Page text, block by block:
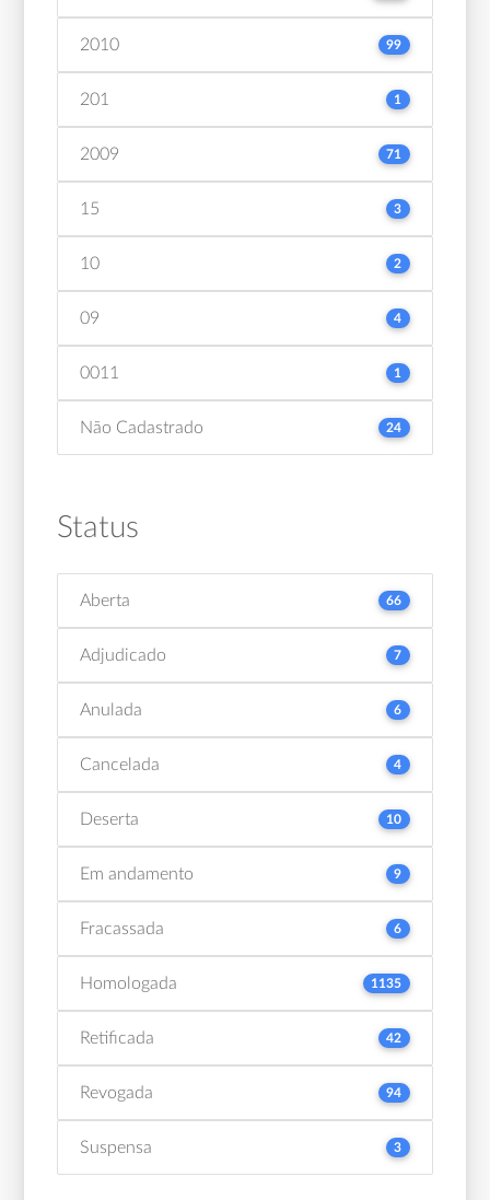
2010 99
201 1
2009 71
15 3
10 2
09 4
0011 1
Não Cadastrado 24
Status
Aberta 66
Adjudicado 7
Anulada 6
Cancelada 4
Deserta 10
Em andamento 9
Fracassada 6
Homologada 1135
Retificada 42
Revogada 94
Suspensa 3